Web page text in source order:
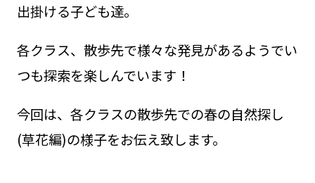
出掛ける子ども達。
各クラス、散歩先で様々な発見があるようでい
つも探索を楽しんでいます！
今回は、各クラスの散歩先での春の自然探し
(草花編)の様子をお伝え致します。